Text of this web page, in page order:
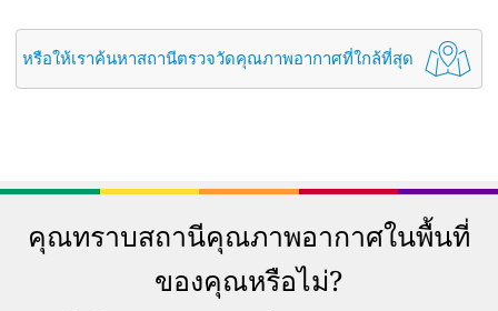
หรือให้เราค้นหาสถานีตรวจวัดคุณภาพอากาศที่ใกล้ที่สุด
คุณทราบสถานีคุณภาพอากาศในพื้นที่
ของคุณหรือไม่?